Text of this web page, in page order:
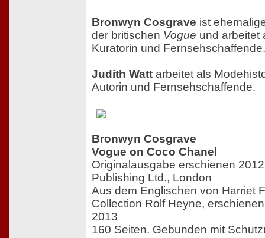
Bronwyn Cosgrave ist
der britischen Vogue und arbeitet
Kuratorin und Fernsehschaffende.
Judith Watt arbeitet als
Autorin und Fernsehschaffende.
Bronwyn Cosgrave
Vogue on Coco Chanel
Originalausgabe erschienen
Publishing Ltd., London
Aus dem Englischen von Harriet
Collection Rolf Heyne,
2013
160 Seiten. Gebunden mit